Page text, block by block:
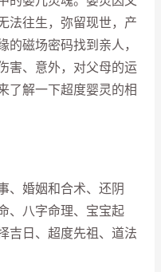
法往生，弥留现世，产
的磁场密码找到亲人，
害、意外，对父母的运
了解一下超度婴灵的相
婚姻和合术、还阴
、八字命理、宝宝起
吉日、超度先祖、道法